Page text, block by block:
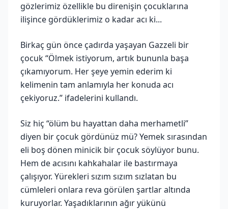
gözlerimiz özellikle bu direnişin çocuklarına
ilişince gördüklerimiz o kadar acı ki...
Birkaç gün önce çadırda yaşayan Gazzeli bir
çocuk “Ölmek istiyorum, artık bununla başa
çıkamıyorum. Her şeye yemin ederim ki
kelimenin tam anlamıyla her konuda acı
çekiyoruz.” ifadelerini kullandı.
Siz hiç “ölüm bu hayattan daha merhametli”
diyen bir çocuk gördünüz mü? Yemek sırasından
eli boş dönen minicik bir çocuk söylüyor bunu.
Hem de acısını kahkahalar ile bastırmaya
çalışıyor. Yürekleri sızım sızım sızlatan bu
cümleleri onlara reva görülen şartlar altında
kuruyorlar. Yaşadıklarının ağır yükünü